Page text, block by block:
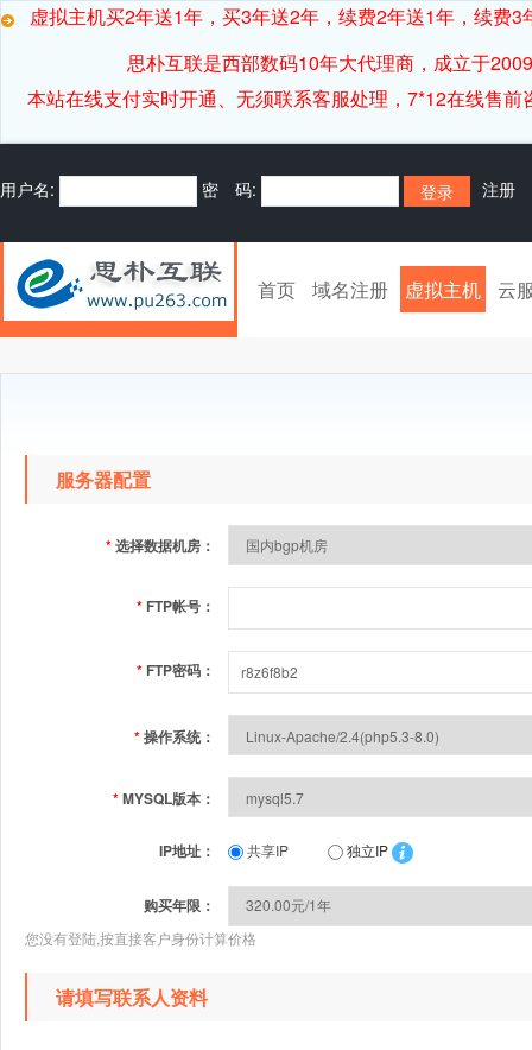
虚拟主机买2年送1年，买3年送2年，续费2年送1年，续费
思朴互联是西部数码10年大代理商，成立于
本站在线支付实时开通、无须联系客服处理，7*12在线售
用户名: 密 码: 注册
首页 域名注册 虚拟主机 云
服务器配置
*选择数据机房：
* FTP帐号：
* FTP密码：
*操作系统：
*MYSQL版本：
IP地址： 共享IP 独立IP
购买年限：
您没有登陆,按直接客户身份计算价格
请填写联系人资料